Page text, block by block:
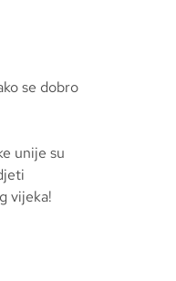
se dobro
unije su
vijeka!